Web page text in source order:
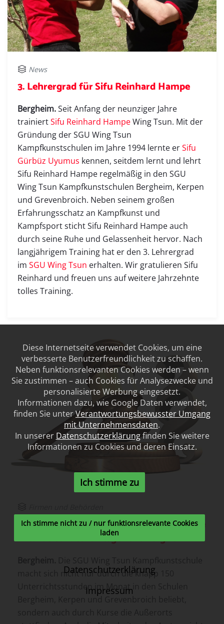
News
3. Lehrergrad für Sifu Reinhard Hampe
Bergheim.Seit Anfang der neunziger Jahre
trainiertSifu Reinhard HampeWing Tsun. Mit der
Gründung der SGU Wing Tsun
Kampfkunstschulen im Jahre 1994 lernte erSifu
Gürbüz Uyumus kennen, seitdem lernt und lehrt
Sifu Reinhard Hampe regelmäßig in den SGU
Wing Tsun Kampfkunstschulen Bergheim, Kerpen
und Grevenbroich. Neben seinem großen
Erfahrungsschatz an Kampfkunst und
Kampfsport sticht Sifu Reinhard Hampe auch
durch seine Ruhe und Gelassenheit hervor. Nach
langjährigem Training hat er den 3. Lehrergrad
im SGU Wing Tsun erhalten. Wir gratulieren Sifu
Reinhard und freuen uns auf weitere Jahrzehnte
tolles Training.
SGU Wing Tsun Kampfkunst Kurse für die
Mitarbeiter des Amtsgericht Bergheim
macht sich nicht nur durch die knapp 150
Unterrichtsstunden im Monat in den Schulen
Bergheim, Kerpen und Grevenbroich beliebt,
Diese Internetseite verwendet Cookies, um eine
verbesserte Benutzerfreundlichkeit zu schaffen.
Neben funktionsrelevanten Cookies werden – wenn
Sie zustimmen – auch Cookies für Analysezwecke und
personalisierte Werbung eingesetzt.
Informationen dazu, wie Google Daten verwendet,
finden Sie unterVerantwortungsbewusster Umgang
mit Unternehmensdaten.
In unserer Datenschutzerklärungfinden Sie weitere
Informationen zu Cookies und deren Einsatz.
Ich stimme zu
Ich stimme nicht zu / nur funktionsrelevante Cookies
laden
Datenschutzerklärung
Impressum